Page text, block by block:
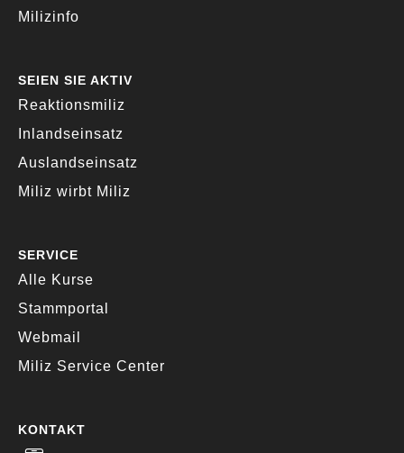
Milizinfo
SEIEN SIE AKTIV
Reaktionsmiliz
Inlandseinsatz
Auslandseinsatz
Miliz wirbt Miliz
SERVICE
Alle Kurse
Stammportal
Webmail
Miliz Service Center
KONTAKT